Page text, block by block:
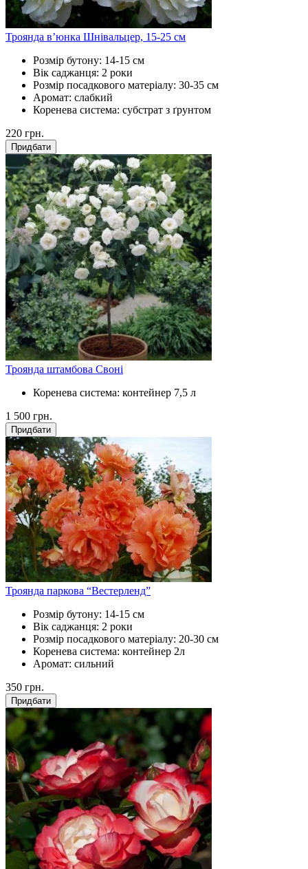
Троянда в’юнка Шнівальцер, 15-25 см
Розмір бутону: 14-15 см
Вік саджанця: 2 роки
Розмір посадкового матеріалу: 30-35 см
Аромат: слабкий
Коренева система: субстрат з ґрунтом
220 грн.
Придбати
Троянда штамбова Своні
Коренева система: контейнер 7,5 л
1 500 грн.
Придбати
Троянда паркова “Вестерленд”
Розмір бутону: 14-15 см
Вік саджанця: 2 роки
Розмір посадкового матеріалу: 20-30 см
Коренева система: контейнер 2л
Аромат: сильний
350 грн.
Придбати